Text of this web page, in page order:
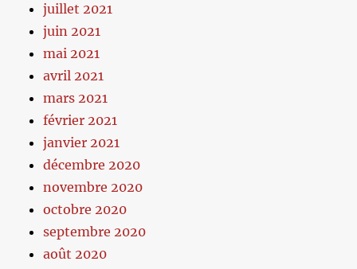
juillet 2021
juin 2021
mai 2021
avril 2021
mars 2021
février 2021
janvier 2021
décembre 2020
novembre 2020
octobre 2020
septembre 2020
août 2020